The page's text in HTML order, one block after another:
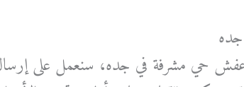
عفش حي مشرفة في جده، سنعمل على